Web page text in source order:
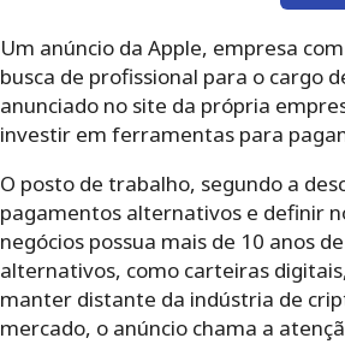
Um anúncio da Apple, empresa
busca de profissional para o cargo
anunciado no site da própria
investir em ferramentas para
O posto de trabalho, segundo a
pagamentos alternativos e definir
negócios possua mais de 10 anos
alternativos, como carteiras
manter distante da indústria de
mercado, o anúncio chama a